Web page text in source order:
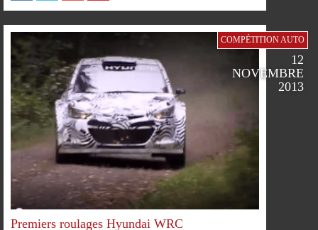
FACEBOOKTWITTERGOOGLEPINTEREST
SUR SUR
PARTAGERPARTAGERPARTAGERPARTAGER
COMPÉTITION AUTO
12
NOVEMBRE
2013
Premiers roulages Hyundai WRC